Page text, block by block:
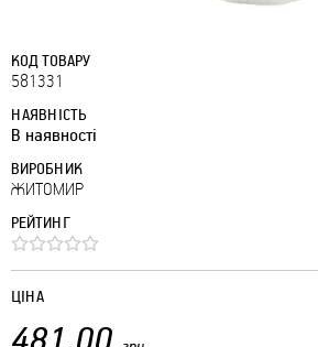
КОД ТОВАРУ
581331
НАЯВНІСТЬ
В наявності
ВИРОБНИК
ЖИТОМИР
РЕЙТИНГ
ЦІНА